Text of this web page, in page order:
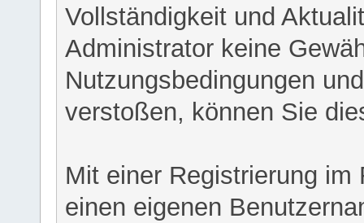
Vollständigkeit und
Administrator keine
Nutzungsbedingungen
verstoßen, können Sie
Mit einer Registrierung
einen eigenen